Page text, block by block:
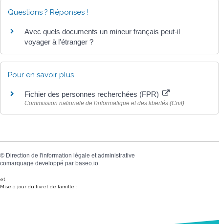
Questions ? Réponses !
Avec quels documents un mineur français peut-il
voyager à l'étranger ?
Pour en savoir plus
Fichier des personnes recherchées (FPR)
Commission nationale de l'informatique et des libertés (Cnil)
© Direction de l'information légale et administrative
comarquage developpé par baseo.io
et
Mise à jour du livret de famille :